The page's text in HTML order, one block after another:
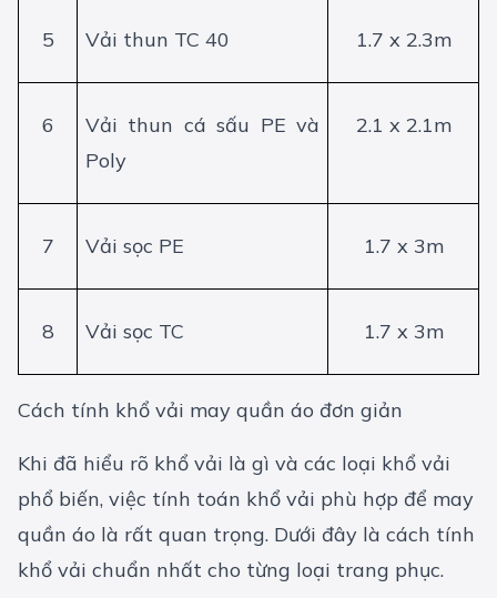
5 Vải thun TC 40 1.7 x 2.3m
6
Vải thun cá sấu PE và
Poly
2.1 x 2.1m
7 Vải sọc PE 1.7 x 3m
8 Vải sọc TC 1.7 x 3m
Cách tính khổ vải may quần áo đơn giản
Khi đã hiểu rõ khổ vải là gì và các loại khổ vải
phổ biến, việc tính toán khổ vải phù hợp để may
quần áo là rất quan trọng. Dưới đây là cách tính
khổ vải chuẩn nhất cho từng loại trang phục.